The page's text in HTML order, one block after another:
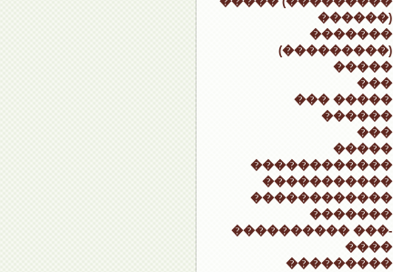
������)
�������
(���������)
�����
���
��� �����
������
���
�����
������������
�����������
������������
�������
���������� ���-
����
���������